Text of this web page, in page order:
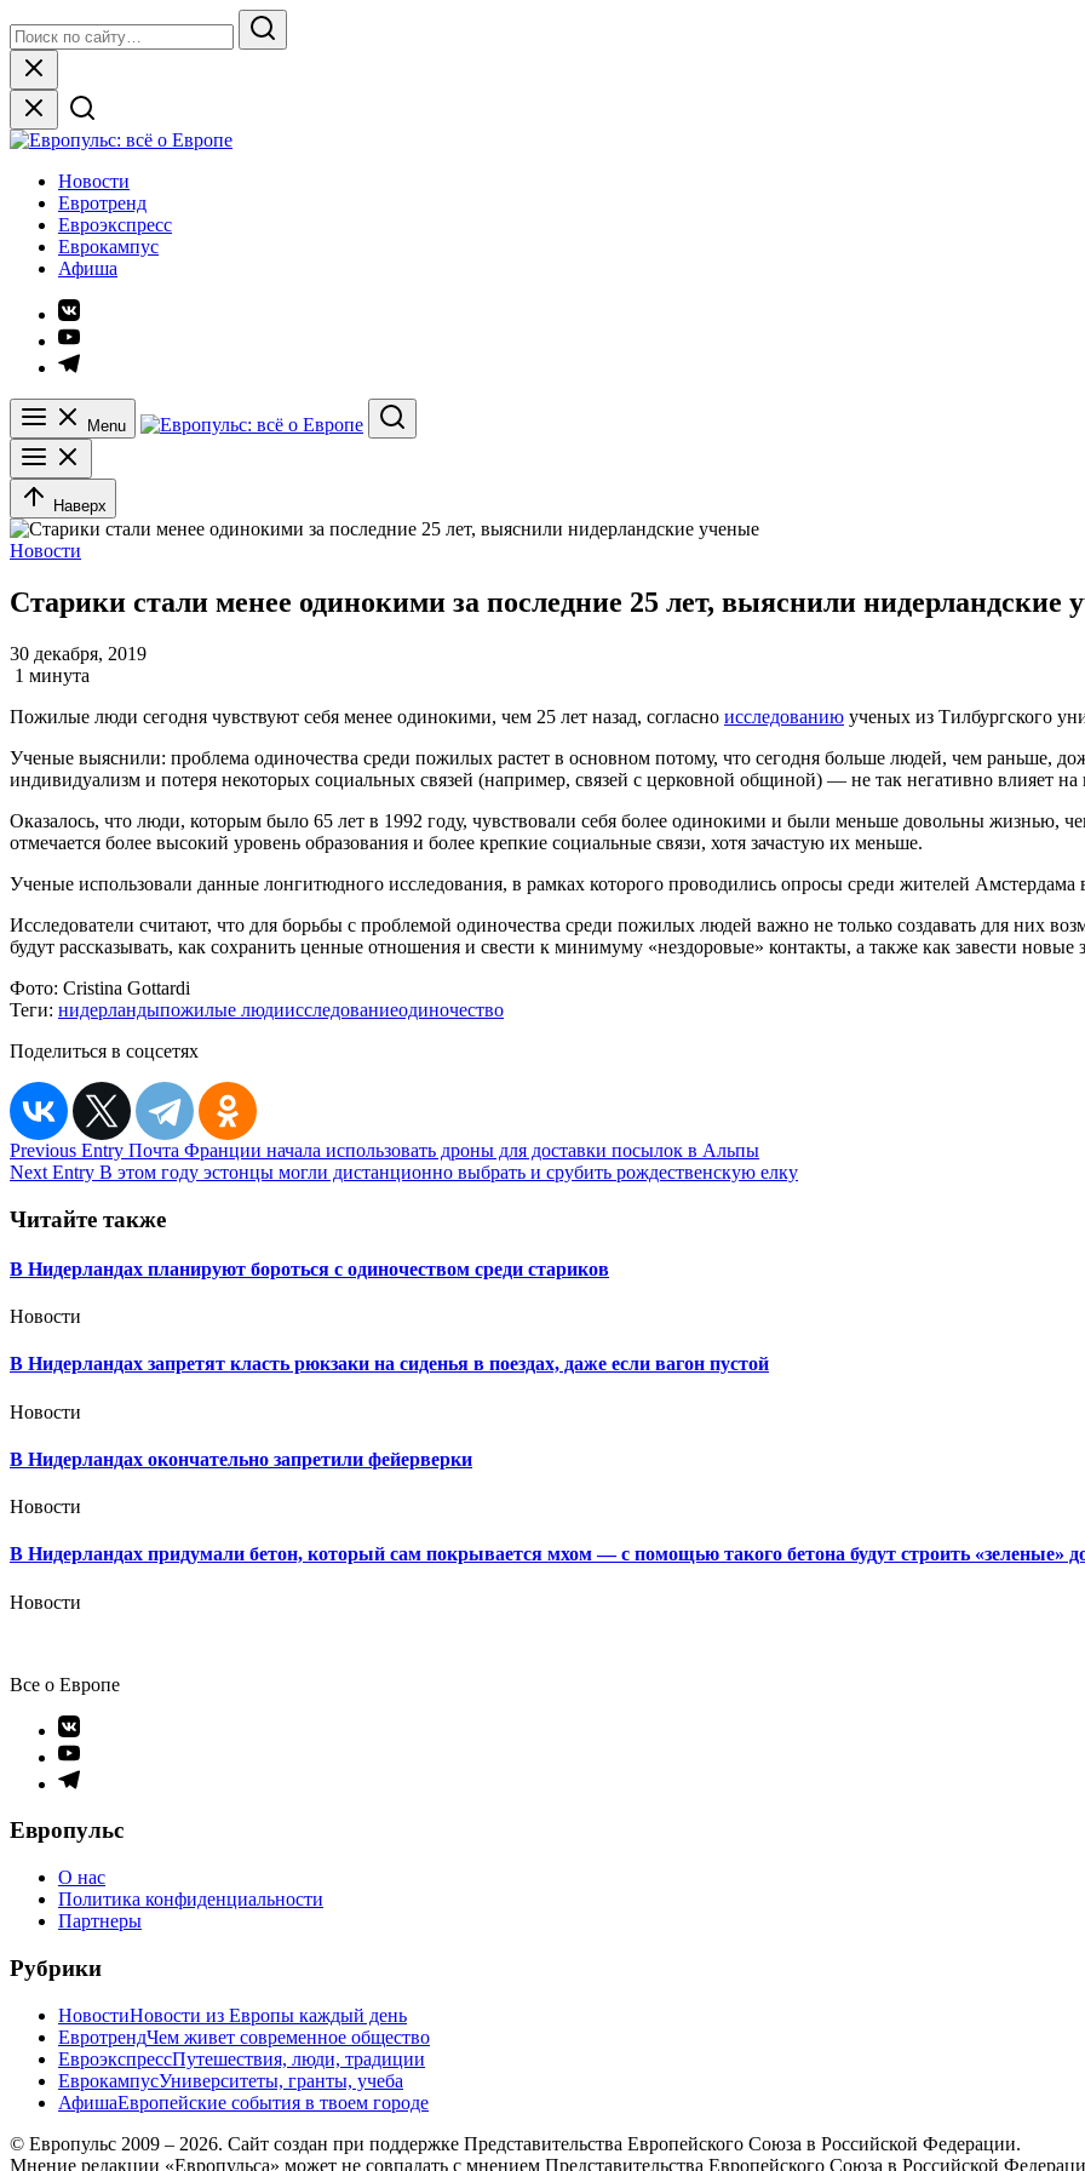
to
content
for:
Search
Close
Европульс: всё о Европе
Новости
Евротренд
Евроэкспресс
Еврокампус
Афиша
Элемент
меню
Элемент
меню
Элемент
Menu
Search
Наверх
Новости
Старики стали менее одинокими за последние 25 лет, выяснили нидерландские
30 декабря, 2019
1 минута
Пожилые люди сегодня чувствуют себя менее одинокими, чем 25 лет назад, согласно исследованию ученых из Тилбургского
Ученые выяснили: проблема одиночества среди пожилых растет в основном потому, что сегодня больше людей, чем раньше,
индивидуализм и потеря некоторых социальных связей (например, связей с церковной общиной) — не так негативно влияет
Оказалось, что люди, которым было 65 лет в 1992 году, чувствовали себя более одинокими и были меньше довольны жизнью,
отмечается более высокий уровень образования и более крепкие социальные связи, хотя зачастую их меньше.
Ученые использовали данные лонгитюдного исследования, в рамках которого проводились опросы среди жителей Амстердама
Исследователи считают, что для борьбы с проблемой одиночества среди пожилых людей важно не только создавать для них
будут рассказывать, как сохранить ценные отношения и свести к минимуму «нездоровые» контакты, а также как завести новые
Фото: Cristina Gottardi
Теги: нидерландыпожилые людиисследованиеодиночество
Поделиться в соцсетях
Навигация
по
записям
Previous Entry Почта Франции начала использовать дроны для доставки посылок в Альпы
Next Entry В этом году эстонцы могли дистанционно выбрать и срубить рождественскую елку
Читайте также
В Нидерландах планируют бороться с одиночеством среди стариков
Новости
В Нидерландах запретят класть рюкзаки на сиденья в поездах, даже если вагон пустой
Новости
В Нидерландах окончательно запретили фейерверки
Новости
В Нидерландах придумали бетон, который сам покрывается мхом — с помощью такого бетона будут строить «зеленые»
Новости
Все о Европе
Элемент
меню
Элемент
меню
Элемент
Европульс
О нас
Политика конфиденциальности
Партнеры
Рубрики
НовостиНовости из Европы каждый день
ЕвротрендЧем живет современное общество
ЕвроэкспрессПутешествия, люди, традиции
ЕврокампусУниверситеты, гранты, учеба
АфишаЕвропейские события в твоем городе
© Европульс 2009 – 2026. Сайт создан при поддержке Представительства Европейского Союза в Российской Федерации.
Мнение редакции «Европульса» может не совпадать с мнением Представительства Европейского Союза в Российской